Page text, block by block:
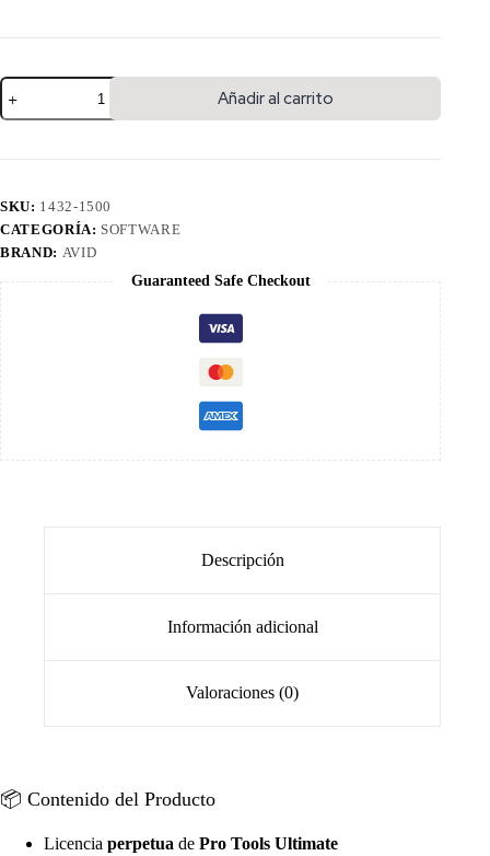
Añadir al carrito
SKU: 1432-1500
CATEGORÍA: SOFTWARE
BRAND: AVID
Guaranteed Safe Checkout
Descripción
Información adicional
Valoraciones (0)
📦 Contenido del Producto
Licencia perpetua de Pro Tools Ultimate